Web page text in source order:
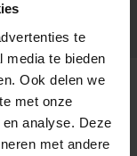
te
media te bieden
Ook delen we
met onze
analyse. Deze
met andere